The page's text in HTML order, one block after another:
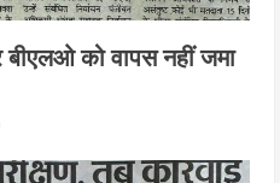
को वापस नहीं जमा